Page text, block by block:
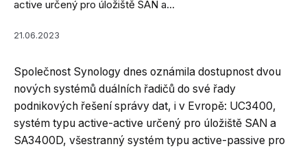
active určený pro úložiště SAN a...
21.06.2023
Společnost Synology dnes oznámila dostupnost dvou
nových systémů duálních řadičů do své řady
podnikových řešení správy dat, i v Evropě: UC3400,
systém typu active-active určený pro úložiště SAN a
SA3400D, všestranný systém typu active-passive pro